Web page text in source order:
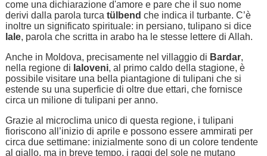
come una dichiarazione d'amore e pare che il suo nome
derivi dalla parola turca tülbend che indica il turbante. C’è
inoltre un significato spirituale: in persiano, tulipano si dice
lale, parola che scritta in arabo ha le stesse lettere di Allah.
Anche in Moldova, precisamente nel villaggio di Bardar,
nella regione di Ialoveni, al primo caldo della stagione, è
possibile visitare una bella piantagione di tulipani che si
estende su una superficie di oltre due ettari, che fornisce
circa un milione di tulipani per anno.
Grazie al microclima unico di questa regione, i tulipani
fioriscono all’inizio di aprile e possono essere ammirati per
circa due settimane: inizialmente sono di un colore tendente
al giallo, ma in breve tempo, i raggi del sole ne mutano